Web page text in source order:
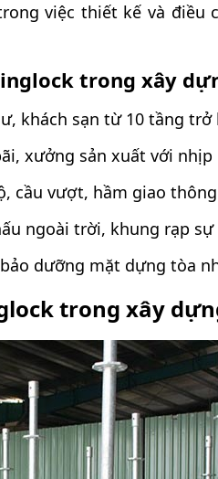
việc thiết kế và điều
trong xây
khách sạn từ 10 tầng trở
xưởng sản xuất với nhịp
cầu vượt, hầm giao thông
ngoài trời, khung rạp sự
dưỡng mặt dựng tòa
trong xây